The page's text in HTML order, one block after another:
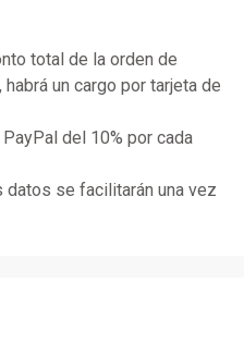
total de la orden de
un cargo por tarjeta de
del 10% por cada
datos se facilitarán una vez